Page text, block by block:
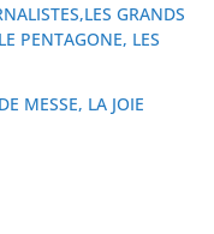
GRANDS
PENTAGONE, LES
MESSE, LA JOIE